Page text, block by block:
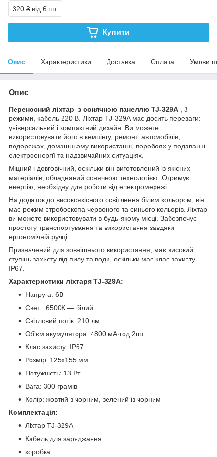
320 ₴ від 6 шт.
Купити
Опис Характеристики Доставка Оплата Умови
Опис
Переносний ліхтар із сонячною панеллю TJ-329A
, 3
режими, кабель 220 В. Ліхтар TJ-329A має досить переваги:
універсальний і компактний дизайн. Ви можете
використовувати його в кемпінгу, ремонті автомобілів,
подорожах, домашньому використанні, перебоях у подаванні
електроенергії та надзвичайних ситуаціях.
Міцний і довговічний, оскільки він виготовлений із якісних
матеріалів, обладнаний сонячною технологією. Отримує
енергію, необхідну для роботи від електромережі.
На додаток до високоякісного освітлення білим кольором, він
має режим стробоскопа червоного та синього кольорів. Ліхтар
ви можете використовувати в будь-якому місці. Забезпечує
простоту транспортування та використання завдяки
ергономічній ручці.
Призначений для зовнішнього використання, має високий
ступінь захисту від пилу та води, оскільки має клас захисту
IP67.
Характеристики ліхтаря TJ-329A:
Напруга: 6В
Свет: 6500К — білий
Світловий потік: 210 лм
Об'єм акумулятора: 4800 мА·год 2шт
Клас захисту: IP67
Розмір: 125x155 мм
Потужність: 13 Вт
Вага: 300 грамів
Колір: жовтий з чорним, зелений із чорним
Комплектація:
Ліхтар TJ-329A
Кабель для заряджання
коробка